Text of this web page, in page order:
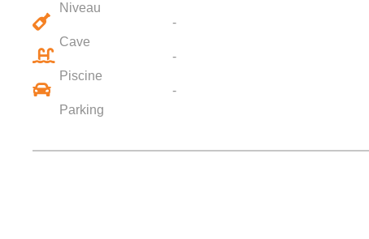
Niveau
Cave
Piscine
Parking
-
-
-